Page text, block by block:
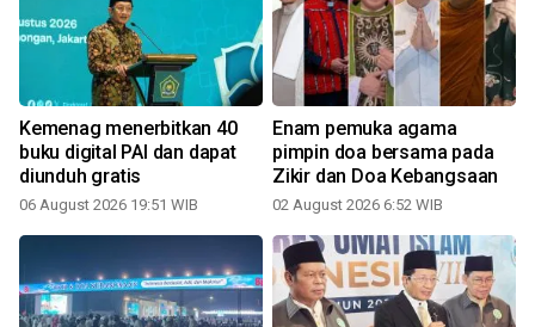
Kemenag menerbitkan 40
buku digital PAI dan dapat
diunduh gratis
06 August 2026 19:51 WIB
Enam pemuka agama
pimpin doa bersama pada
Zikir dan Doa Kebangsaan
02 August 2026 6:52 WIB